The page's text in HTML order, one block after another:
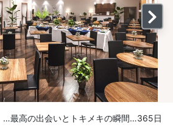
最高の出会いとトキメキの瞬間…365日